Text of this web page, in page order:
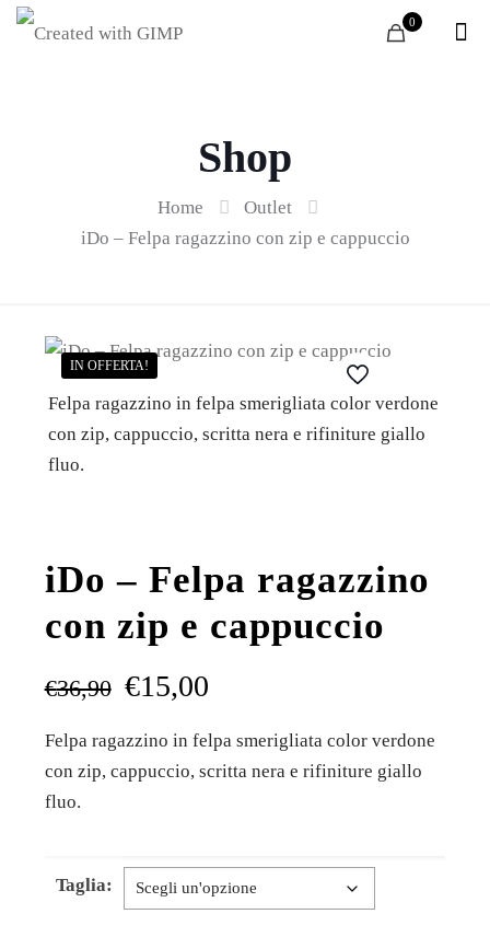
0
Shop
Home
Outlet
iDo – Felpa ragazzino con zip e cappuccio
IN OFFERTA!
Felpa ragazzino in felpa smerigliata color verdone
con zip, cappuccio, scritta nera e rifiniture giallo
fluo.
iDo – Felpa ragazzino
con zip e cappuccio
€36,90 €15,00
Felpa ragazzino in felpa smerigliata color verdone
con zip, cappuccio, scritta nera e rifiniture giallo
fluo.
Taglia: